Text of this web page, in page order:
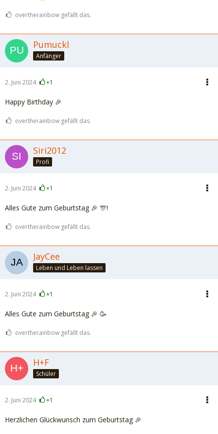
overtherainbow gefällt das.
Pumuckl
Anfänger
2. Juni 2024 +1
Happy Birthday 🎉
overtherainbow gefällt das.
Siri2012
Profi
2. Juni 2024 +1
Alles Gute zum Geburtstag 🎉 🎊!
overtherainbow gefällt das.
JayCee
Leben und Leben lassen
2. Juni 2024 +1
Alles Gute zum Geburtstag 🎉 🥳
overtherainbow gefällt das.
H+F
Schüler
2. Juni 2024 +1
Herzlichen Glückwunsch zum Geburtstag 🎉